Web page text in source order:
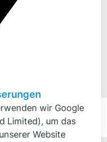
Größen möchten
(z.B. Druck,
etc.)?
wir Google
Limited), um das
Website